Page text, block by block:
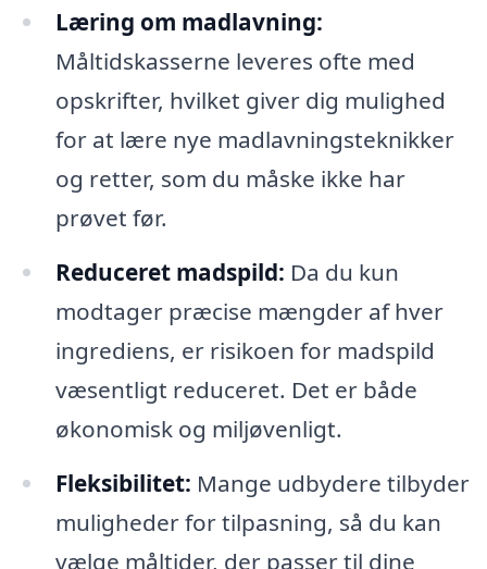
Læring om madlavning:
Måltidskasserne leveres ofte med
opskrifter, hvilket giver dig mulighed
for at lære nye madlavningsteknikker
og retter, som du måske ikke har
prøvet før.
Reduceret madspild: Da du kun
modtager præcise mængder af hver
ingrediens, er risikoen for madspild
væsentligt reduceret. Det er både
økonomisk og miljøvenligt.
Fleksibilitet: Mange udbydere tilbyder
muligheder for tilpasning, så du kan
vælge måltider, der passer til dine